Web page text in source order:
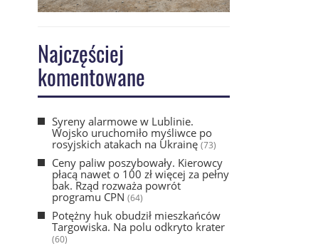
Najczęściej
komentowane
Syreny alarmowe w Lublinie.
Wojsko uruchomiło myśliwce po
rosyjskich atakach na Ukrainę(73)
Ceny paliw poszybowały. Kierowcy
płacą nawet o 100 zł więcej za pełny
bak. Rząd rozważa powrót
programu CPN (64)
Potężny huk obudził mieszkańców
Targowiska. Na polu odkryto krater
(60)